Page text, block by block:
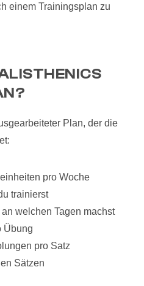
einem Trainingsplan zu
Plan, der die
pro Woche
trainierst
welchen Tagen machst
Übung
pro Satz
Sätzen